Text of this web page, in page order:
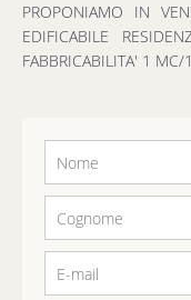
PROPONIAMO IN
EDIFICABILE
FABBRICABILITA' 1 MC/